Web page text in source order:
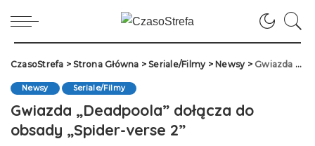
CzasoStrefa >Strona Główna >Seriale/Filmy> Newsy> Gwiazda „Deadpoola” dołącza do obsady „Spider-verse 2”
Newsy Seriale/Filmy
Gwiazda „Deadpoola” dołącza do
obsady „Spider-verse 2”